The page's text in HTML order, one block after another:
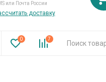
или Почта России
доставку
0 7